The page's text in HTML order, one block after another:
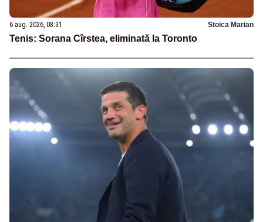
6 aug. 2026, 08:31 Stoica Marian
Tenis: Sorana Cîrstea, eliminată la Toronto